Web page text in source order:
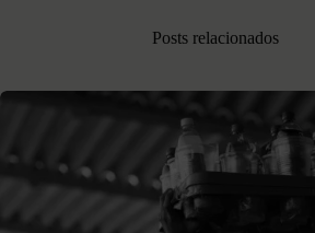
Posts relacionados